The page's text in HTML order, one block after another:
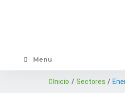
Menu
Inicio / Sectores /